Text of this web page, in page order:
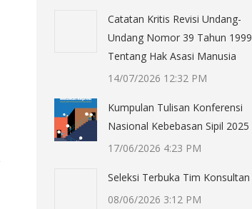
Catatan Kritis Revisi Undang-
Undang Nomor 39 Tahun 1999
Tentang Hak Asasi Manusia
14/07/2026 12:32 PM
Kumpulan Tulisan Konferensi
Nasional Kebebasan Sipil 2025
17/06/2026 4:23 PM
Seleksi Terbuka Tim Konsultan
08/06/2026 3:12 PM